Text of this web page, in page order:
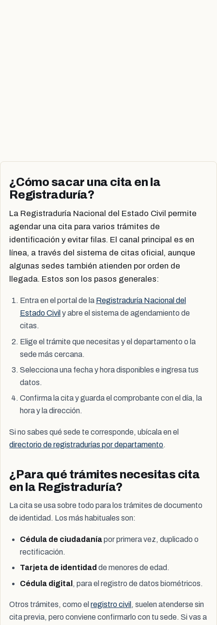
¿Cómo sacar una cita en la
Registraduría?
La Registraduría Nacional del Estado Civil permite
agendar una cita para varios trámites de
identificación y evitar filas. El canal principal es en
línea, a través del sistema de citas oficial, aunque
algunas sedes también atienden por orden de
llegada. Estos son los pasos generales:
Entra en el portal de la Registraduría Nacional del
Estado Civil y abre el sistema de agendamiento de
citas.
Elige el trámite que necesitas y el departamento o la
sede más cercana.
Selecciona una fecha y hora disponibles e ingresa tus
datos.
Confirma la cita y guarda el comprobante con el día, la
hora y la dirección.
Si no sabes qué sede te corresponde, ubícala en el
directorio de registradurías por departamento.
¿Para qué trámites necesitas cita
en la Registraduría?
La cita se usa sobre todo para los trámites de documento
de identidad. Los más habituales son:
Cédula de ciudadaníapor primera vez, duplicado o
rectificación.
Tarjeta de identidad de menores de edad.
Cédula digital , para el registro de datos biométricos.
Otros trámites, como elregistro civil , suelen atenderse sin
cita previa, pero conviene confirmarlo con tu sede. Si vas a